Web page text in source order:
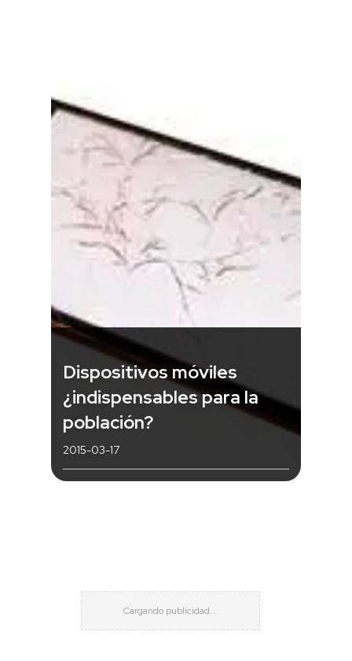
Dispositivos móviles
¿indispensables para la
población?
2015-03-17